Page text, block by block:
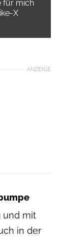
für mich
X
ANZEIGE
und mit
in der